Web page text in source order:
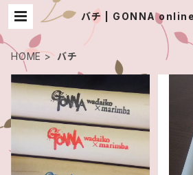
バチ | GONNA
HOME バチ